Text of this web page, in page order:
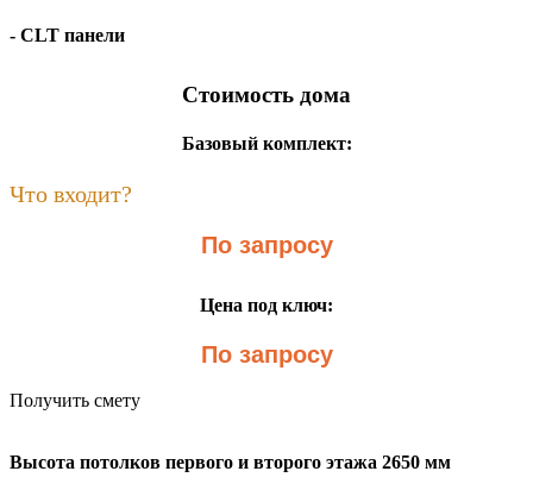
- CLT панели
Стоимость дома
Базовый комплект:
Что входит?
По запросу
Цена под ключ:
По запросу
Получить смету
Высота потолков первого и второго этажа 2650 мм